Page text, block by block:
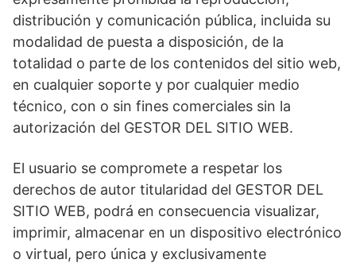
distribución y comunicación pública, incluida su
modalidad de puesta a disposición, de la
totalidad o parte de los contenidos del sitio web,
en cualquier soporte y por cualquier medio
técnico, con o sin fines comerciales sin la
autorización del GESTOR DEL SITIO WEB.
El usuario se compromete a respetar los
derechos de autor titularidad del GESTOR DEL
SITIO WEB, podrá en consecuencia visualizar,
imprimir, almacenar en un dispositivo electrónico
o virtual, pero única y exclusivamente